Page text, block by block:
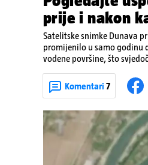
prije i nakon
Satelitske snimke Dunava
promijenilo u samo godinu
vodene površine, što
2026. zabilježio satelit
Komentari 7